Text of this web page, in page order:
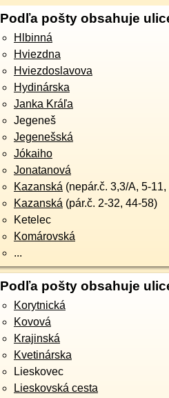
Podľa pošty obsahuje
Hlbinná
Hviezdna
Hviezdoslavova
Hydinárska
Janka Kráľa
Jegeneš
Jegenešská
Jókaiho
Jonatanová
Kazanská (nepár.č. 3,3/A, 5-
Kazanská (pár.č. 2-32, 44-58)
Ketelec
Komárovská
...
Podľa pošty obsahuje
Korytnická
Kovová
Krajinská
Kvetinárska
Lieskovec
Lieskovská cesta